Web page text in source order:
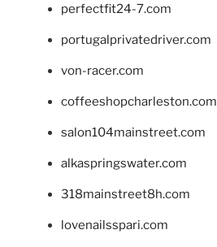
perfectfit24-7.com
portugalprivatedriver.com
von-racer.com
coffeeshopcharleston.com
salon104mainstreet.com
alkaspringswater.com
318mainstreet8h.com
lovenailsspari.com